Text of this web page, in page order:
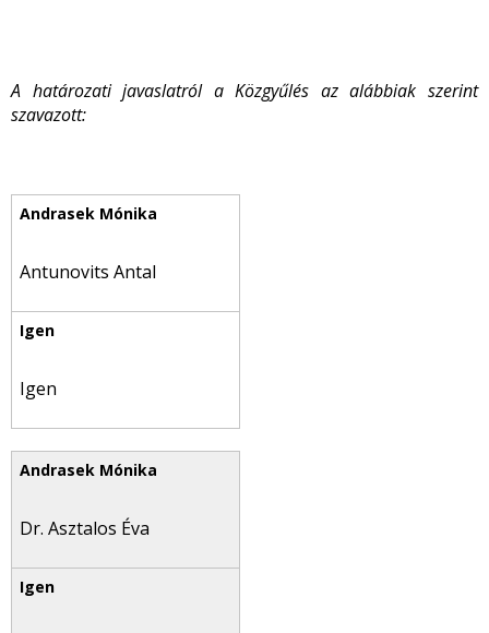
A határozati javaslatról a Közgyűlés az alábbiak szerint
szavazott:
Antunovits Antal
Igen
Dr. Asztalos Éva